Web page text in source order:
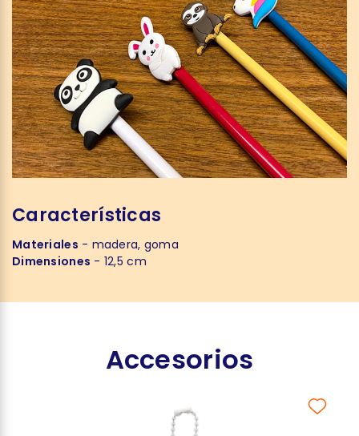
Características
Materiales - madera, goma
Dimensiones - 12,5 cm
Accesorios